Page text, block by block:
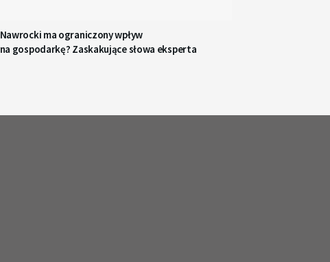
Nawrocki ma ograniczony wpływ
na gospodarkę? Zaskakujące słowa eksperta